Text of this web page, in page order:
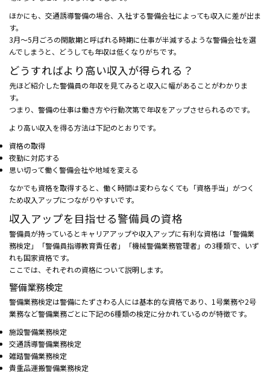
ほかにも、交通誘導警備の場合、入社する警備会社によっても収入に差が出ま
す。
3月～5月ごろの閑散期と呼ばれる時期に仕事が半減するような警備会社を選
んでしまうと、どうしても年収は低くなりがちです。
どうすればより高い収入が得られる？
先ほど紹介した警備員の年収を見てみると収入に幅があることがわかりま
す。
つまり、警備の仕事は働き方や行動次第で年収をアップさせられるのです。
より高い収入を得る方法は下記のとおりです。
資格の取得
夜勤に対応する
思い切って働く警備会社や地域を変える
なかでも資格を取得すると、働く時間は変わらなくても「資格手当」がつく
ため収入アップにつながりやすいです。
収入アップを目指せる警備員の資格
警備員が持っているとキャリアアップや収入アップに有利な資格は「警備業
務検定」「警備員指導教育責任者」「機械警備業務管理者」の3種類で、いず
れも国家資格です。
ここでは、それぞれの資格について説明します。
警備業務検定
警備業務検定は警備にたずさわる人には基本的な資格であり、1号業務や2号
業務など警備業務ごとに下記の6種類の検定に分かれているのが特徴です。
施設警備業務検定
交通誘導警備業務検定
雑踏警備業務検定
貴重品運搬警備業務検定